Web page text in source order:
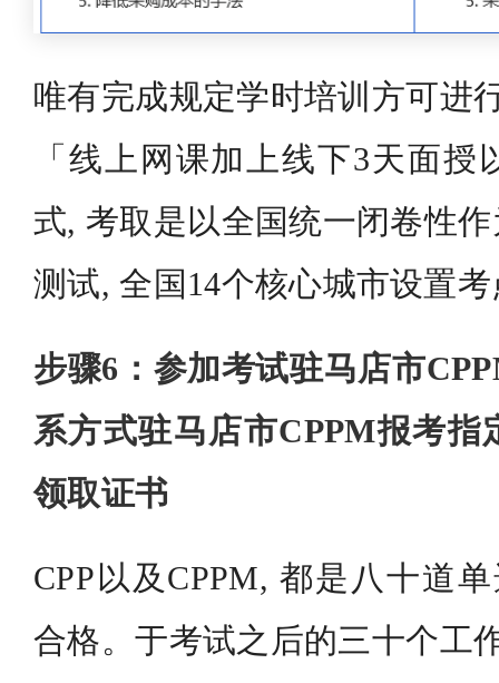
唯有完成规定学时培训方可进
「线上网课加上线下3天面
式, 考取是以全国统一闭卷性
测试, 全国14个核心城市设置
步骤6：参加考试驻马店市
系方式驻马店市CPPM报考指
领取证书
CPP以及CPPM, 都是八十道
合格。于考试之后的三十个工